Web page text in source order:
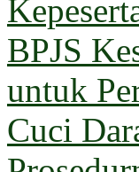
BPJS
untuk
Cuci